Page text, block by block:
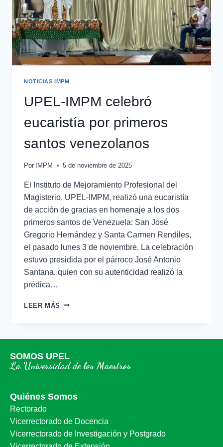
NOTICIAS IMPM
UPEL-IMPM celebró
eucaristía por primeros
santos venezolanos
Por IMPM 5 de noviembre de 2025
El Instituto de Mejoramiento Profesional del
Magisterio, UPEL-IMPM, realizó una eucaristía
de acción de gracias en homenaje a los dos
primeros santos de Venezuela: San José
Gregorio Hernández y Santa Carmen Rendiles,
el pasado lunes 3 de noviembre. La celebración
estuvo presidida por el párroco José Antonio
Santana, quien con su autenticidad realizó la
prédica…
LEER MÁS
SOMOS UPEL
La Universidad de los Maestros
Quiénes Somos
Rectorado
Vicerrectorado de Docencia
Vicerrectorado de Investigación y Postgrado